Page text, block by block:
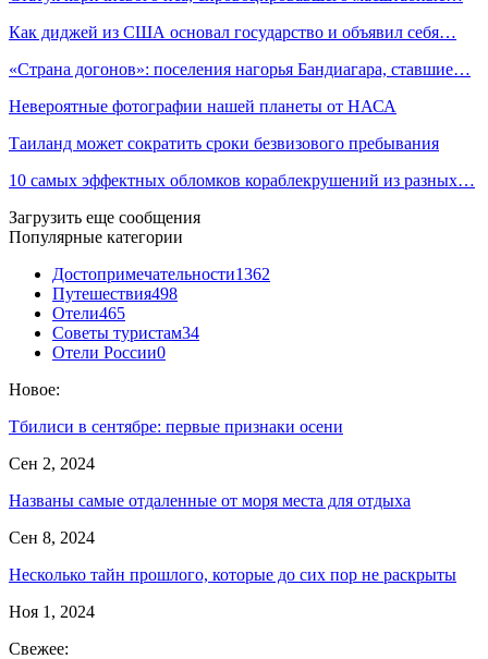
Как диджей из США основал государство и объявил себя…
«Страна догонов»: поселения нагорья Бандиагара, ставшие…
Невероятные фотографии нашей планеты от НАСА
Таиланд может сократить сроки безвизового пребывания
10 самых эффектных обломков кораблекрушений из разных…
Загрузить еще сообщения
Популярные категории
Достопримечательности1362
Путешествия498
Отели465
Советы туристам34
Отели России0
Новое:
Тбилиси в сентябре: первые признаки осени
Сен 2, 2024
Названы самые отдаленные от моря места для отдыха
Сен 8, 2024
Несколько тайн прошлого, которые до сих пор не раскрыты
Ноя 1, 2024
Свежее: